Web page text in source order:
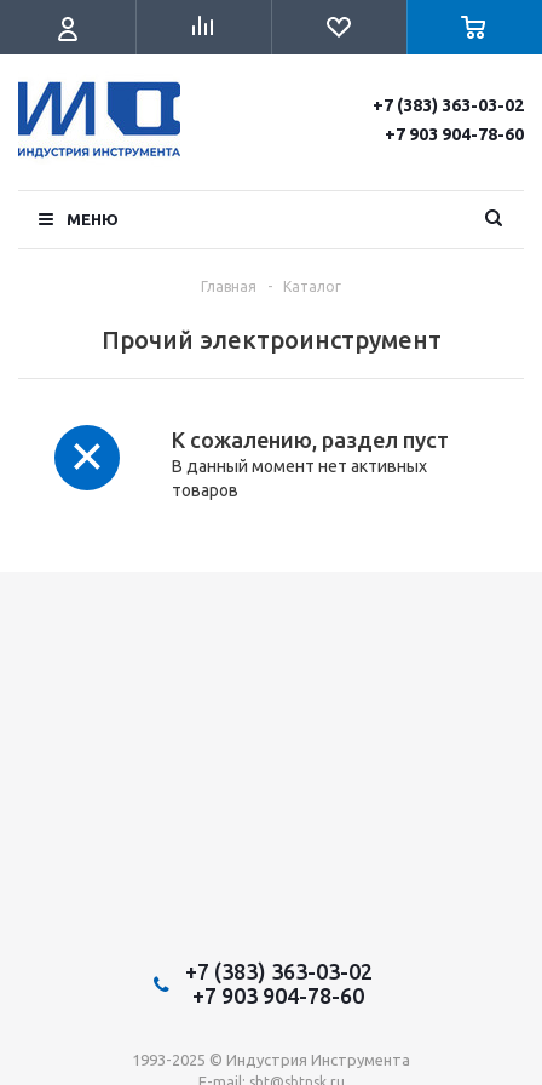
+7 (383) 363-03-02
+7 903 904-78-60
МЕНЮ
Главная - Каталог
Прочий электроинструмент
К сожалению, раздел пуст
В данный момент нет активных
товаров
+7 (383) 363-03-02
+7 903 904-78-60
1993-2025 © Индустрия Инструмента
E-mail: